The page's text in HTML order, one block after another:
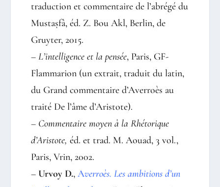
traduction et commentaire de l’abrégé du
Mustaṣfâ, éd. Z. Bou Akl, Berlin, de
Gruyter, 2015.
– L’intelligence et la pensée, Paris, GF-
Flammarion (un extrait, traduit du latin,
du Grand commentaire d’Averroès au
traité De l’âme d’Aristote).
– Commentaire moyen à la Rhétorique
d’Aristote, éd. et trad. M. Aouad, 3 vol.,
Paris, Vrin, 2002.
– Urvoy D., Averroès. Les ambitions d’un